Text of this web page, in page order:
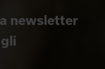
newsletter